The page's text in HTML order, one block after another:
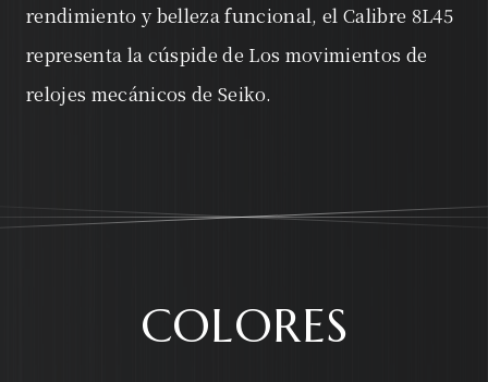
rendimiento y belleza funcional, el Calibre 8L45
representa la cúspide de Los movimientos de
relojes mecánicos de Seiko.
COLORES